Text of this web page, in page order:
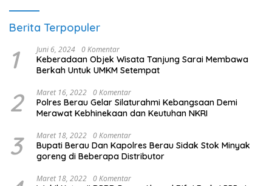
Berita Terpopuler
1 Juni 6, 2024 0 Komentar
Keberadaan Objek Wisata Tanjung Sarai Membawa
Berkah Untuk UMKM Setempat
2 Maret 16, 2022 0 Komentar
Polres Berau Gelar Silaturahmi Kebangsaan Demi
Merawat Kebhinekaan dan Keutuhan NKRI
3 Maret 18, 2022 0 Komentar
Bupati Berau Dan Kapolres Berau Sidak Stok Minyak
goreng di Beberapa Distributor
Maret 18, 2022 0 Komentar